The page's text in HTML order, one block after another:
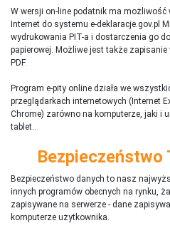
W wersji on-line podatnik ma możliwość
Internet do systemu e-deklaracje.gov.pl
wydrukowania PIT-a i dostarczenia go
papierowej. Możliwe jest także zapisanie
PDF.
Program e-pity online działa we
przeglądarkach internetowych (Internet
Chrome) zarówno na komputerze, jaki i
tablet..
Bezpieczeństwo
Bezpieczeństwo danych to nasz
innych programów obecnych na rynku, ż
zapisywane na serwerze - dane
komputerze użytkownika.